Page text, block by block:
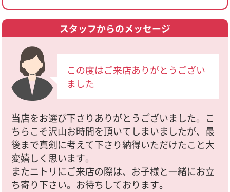
スタッフからのメッセージ
この度はご来店ありがとうござい
ました
当店をお選び下さりありがとうございました。こ
ちらこそ沢山お時間を頂いてしまいましたが、最
後まで真剣に考えて下さり納得いただけたこと大
変嬉しく思います。
またニトリにご来店の際は、お子様と一緒にお立
ち寄り下さい。お待ちしております。